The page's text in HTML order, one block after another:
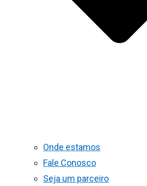
Onde estamos
Fale Conosco
Seja um parceiro